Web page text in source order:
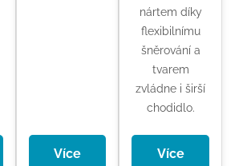
Více
nártem díky
flexibilnímu
šněrování a
tvarem
zvládne i širší
chodidlo.
Více